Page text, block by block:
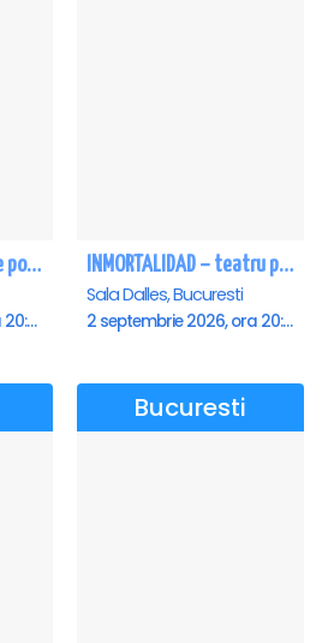
Nepotul meu se crede poet - Sala Dalles
1 septembrie 2026, ora 20:00
INMORTALIDAD – teatru poetic cu Magda Catone & Maxim Belciug
Sala Dalles, Bucuresti
2 septembrie 2026, ora 20:00
Bucuresti